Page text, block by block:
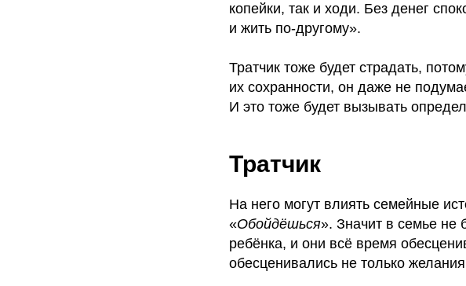
копейки, так и ходи. Без денег
и жить по-другому».
Тратчик тоже будет страдать,
их сохранности, он даже не
И это тоже будет вызывать
Тратчик
На него могут влиять семейные
«Обойдёшься». Значит в семье не
ребёнка, и они всё время
обесценивались не только